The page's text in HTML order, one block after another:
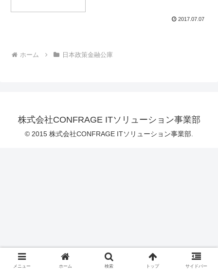
2017.07.07
ホーム 日本政策金融公庫
株式会社CONFRAGE ITソリューション事業部
© 2015 株式会社CONFRAGE ITソリューション事業部.
メニュー ホーム 検索 トップ サイドバー